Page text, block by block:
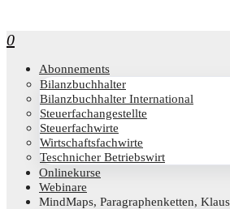
0
Abon­ne­ments
Bilanz­buch­hal­ter
Bilanz­buch­hal­ter International
Steu­er­fach­an­ge­stell­te
Steu­er­fach­wir­te
Wirt­schafts­fach­wir­te
Teschni­cher Betriebswirt
Online­kur­se
Web­i­na­re
Mind­Maps, Para­gra­phen­ket­ten,